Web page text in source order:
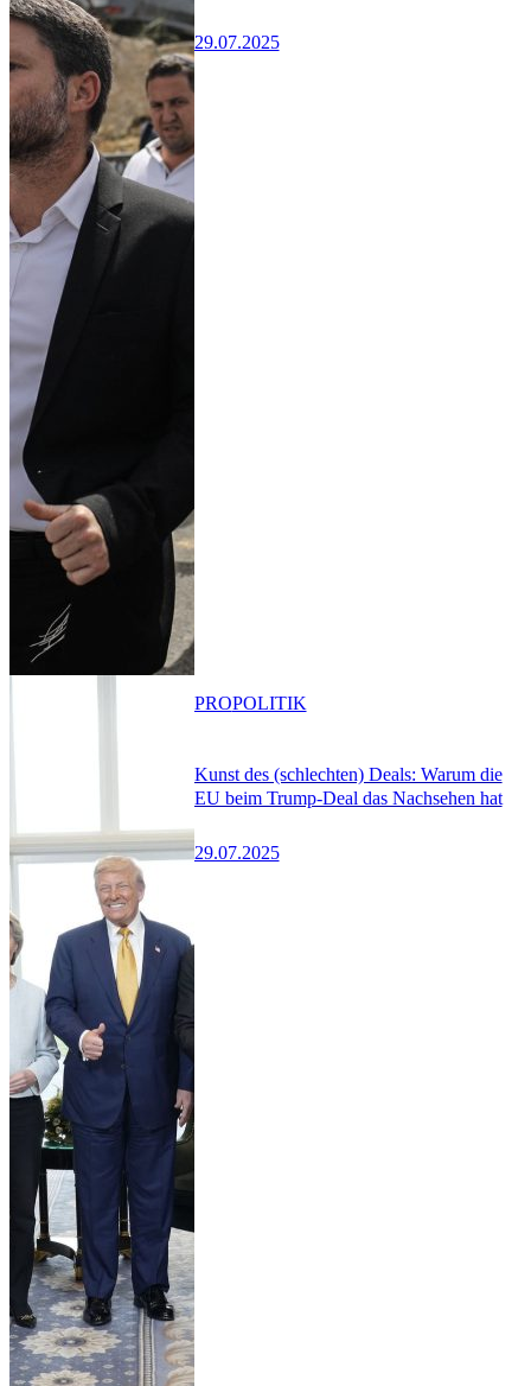
29.07.2025
Kunst des (schlechten) Deals: Warum die
EU beim Trump-Deal das Nachsehen hat
29.07.2025
PROPOLITIK